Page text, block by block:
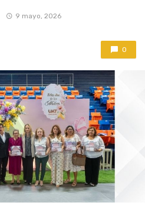
9 mayo, 2026
0